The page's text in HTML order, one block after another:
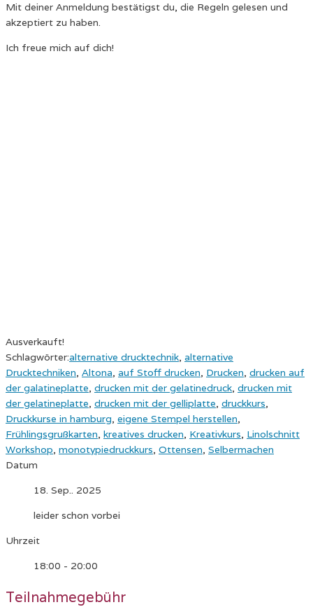
Mit deiner Anmeldung bestätigst du, die Regeln gelesen und
akzeptiert zu haben.
Ich freue mich auf dich!
Ausverkauft!
Schlagwörter:alternative drucktechnik, alternative
Drucktechniken, Altona, auf Stoff drucken, Drucken, drucken auf
der galatineplatte, drucken mit der gelatinedruck, drucken mit
der gelatineplatte, drucken mit der gelliplatte, druckkurs,
Druckkurse in hamburg, eigene Stempel herstellen,
Frühlingsgrußkarten, kreatives drucken, Kreativkurs, Linolschnitt
Workshop, monotypiedruckkurs, Ottensen, Selbermachen
Datum
18. Sep.. 2025
leider schon vorbei
Uhrzeit
18:00 - 20:00
Teilnahmegebühr